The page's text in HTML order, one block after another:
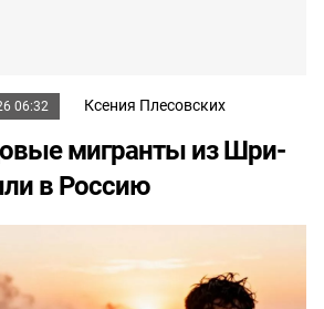
06:32 Ксения Плесовских
мигранты из Шри-
в Россию